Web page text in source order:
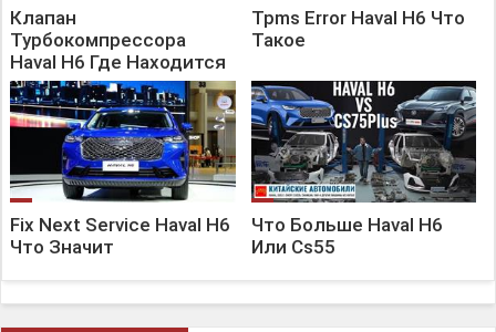
Клапан
Турбокомпрессора
Haval H6 Где Находится
Tpms Error Haval H6 Что
Такое
Fix Next Service Haval H6
Что Значит
Что Больше Haval H6
Или Cs55